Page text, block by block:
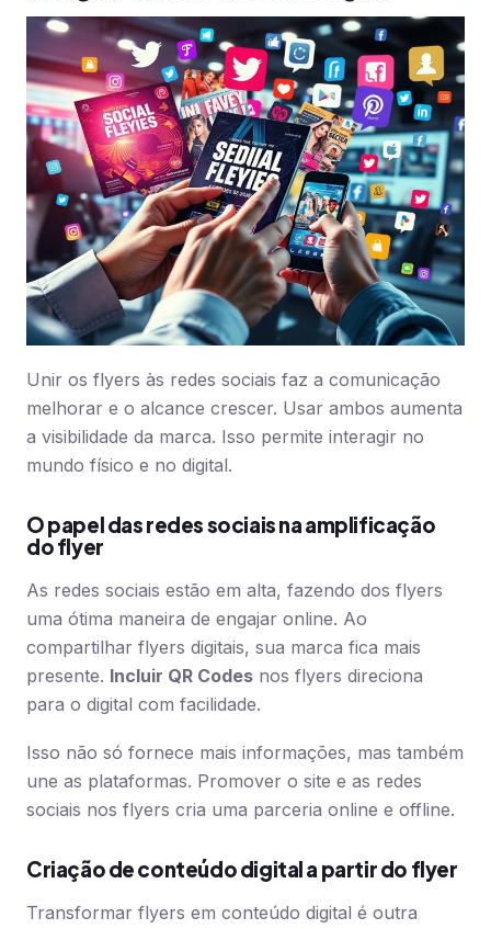
Unir os flyers às redes sociais faz a comunicação
melhorar e o alcance crescer. Usar ambos aumenta
a visibilidade da marca. Isso permite interagir no
mundo físico e no digital.
O papel das redes sociais na amplificação
do flyer
As redes sociais estão em alta, fazendo dos flyers
uma ótima maneira de engajar online. Ao
compartilhar flyers digitais, sua marca fica mais
presente. Incluir QR Codes nos flyers direciona
para o digital com facilidade.
Isso não só fornece mais informações, mas também
une as plataformas. Promover o site e as redes
sociais nos flyers cria uma parceria online e offline.
Criação de conteúdo digital a partir do flyer
Transformar flyers em conteúdo digital é outra